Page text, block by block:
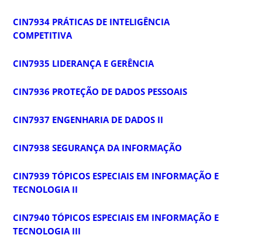
CIN7934 PRÁTICAS DE INTELIGÊNCIA
COMPETITIVA
CIN7935 LIDERANÇA E GERÊNCIA
CIN7936 PROTEÇÃO DE DADOS PESSOAIS
CIN7937 ENGENHARIA DE DADOS II
CIN7938 SEGURANÇA DA INFORMAÇÃO
CIN7939 TÓPICOS ESPECIAIS EM INFORMAÇÃO E
TECNOLOGIA II
CIN7940 TÓPICOS ESPECIAIS EM INFORMAÇÃO E
TECNOLOGIA III